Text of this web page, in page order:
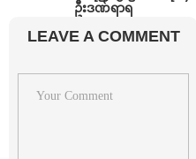
ဦးဒဏ်ရာရ
LEAVE A COMMENT